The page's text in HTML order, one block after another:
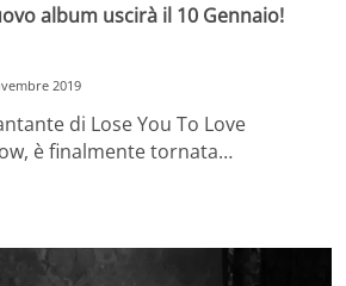
album uscirà il 10 Gennaio!
2019
di Lose You To Love
è finalmente tornata…